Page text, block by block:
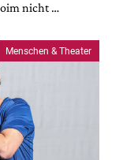
nicht …
Menschen & Theater